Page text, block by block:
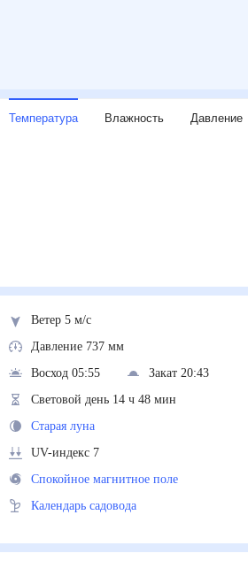
Температура Влажность Давление
Ветер 5 м/с
Давление 737 мм
Восход 05:55
Закат 20:43
Световой день 14 ч 48 мин
Старая луна
UV-индекс 7
Спокойное магнитное поле
Календарь садовода